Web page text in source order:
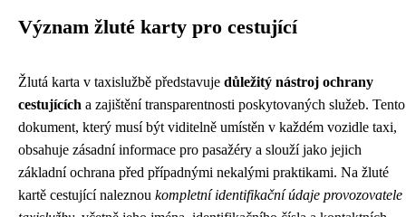
Význam žluté karty pro cestující
Žlutá karta v taxislužbě představuje důležitý nástroj ochrany
cestujících a zajištění transparentnosti poskytovaných služeb. Tento
dokument, který musí být viditelně umístěn v každém vozidle taxi,
obsahuje zásadní informace pro pasažéry a slouží jako jejich
základní ochrana před případnými nekalými praktikami. Na žluté
kartě cestující naleznou kompletní identifikační údaje provozovatele